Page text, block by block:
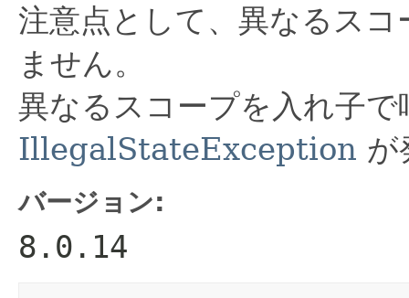
注意点として、異なるス
ません。
異なるスコープを入れ子
IllegalStateException が
バージョン:
8.0.14